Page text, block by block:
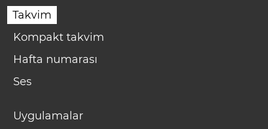
Takvim
Kompakt takvim
Hafta numarası
Ses
Uygulamalar